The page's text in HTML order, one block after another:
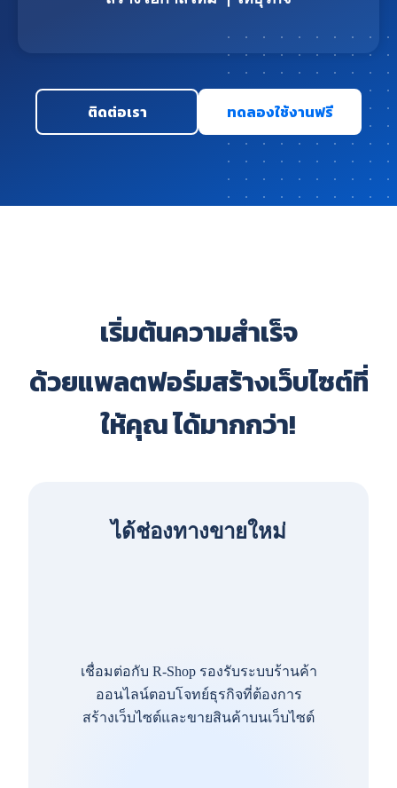
ติดต่อเรา ทดลองใช้งานฟรี
เริ่มต้นความสำเร็จ
ด้วยแพลตฟอร์มสร้างเว็บไซต์ที่
ให้คุณ ได้มากกว่า!
ได้ช่องทางขายใหม่
เชื่อมต่อกับ R-Shop รองรับระบบร้านค้า
ออนไลน์ตอบโจทย์ธุรกิจที่ต้องการ
สร้างเว็บไซต์และขายสินค้าบนเว็บไซต์